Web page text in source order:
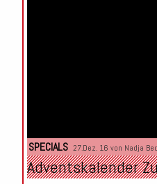
SPECIALS 27.Dez. 16 von Nadja
Adventskalender